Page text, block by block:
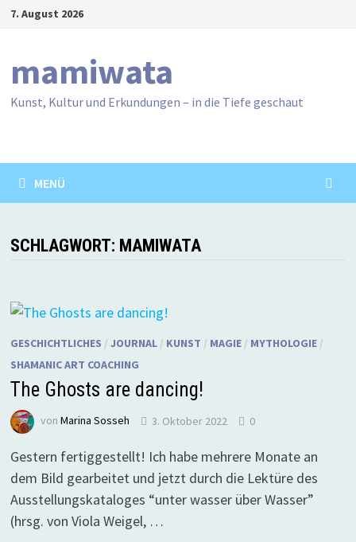
Zum7. August 2026
mamiwata
Kunst, Kultur und Erkundungen – in die Tiefe geschaut
MENÜ
SCHLAGWORT: MAMIWATA
GESCHICHTLICHES / JOURNAL/ KUNST / MAGIE/ MYTHOLOGIE/
SHAMANIC ART COACHING
The Ghosts are dancing!
von Marina Sosseh 3. Oktober 2022 0
Gestern fertiggestellt! Ich habe mehrere Monate an
dem Bild gearbeitet und jetzt durch die Lektüre des
Ausstellungskataloges “unter wasser über Wasser”
(hrsg. von Viola Weigel, …